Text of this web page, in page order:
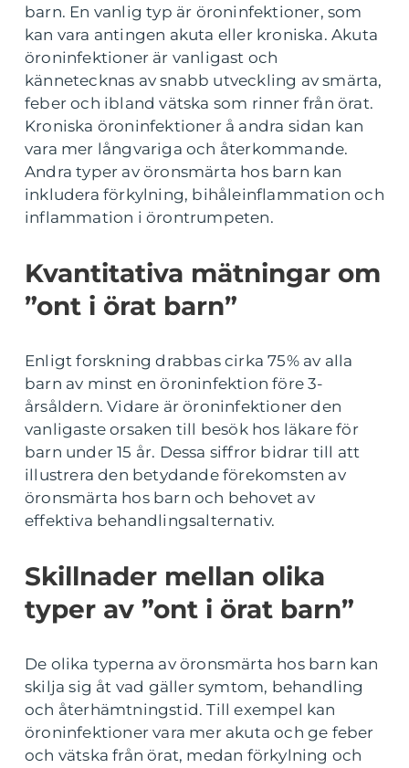
barn. En vanlig typ är öroninfektioner, som
kan vara antingen akuta eller kroniska. Akuta
öroninfektioner är vanligast och
kännetecknas av snabb utveckling av smärta,
feber och ibland vätska som rinner från örat.
Kroniska öroninfektioner å andra sidan kan
vara mer långvariga och återkommande.
Andra typer av öronsmärta hos barn kan
inkludera förkylning, bihåleinflammation och
inflammation i örontrumpeten.
Kvantitativa mätningar om
”ont i örat barn”
Enligt forskning drabbas cirka 75% av alla
barn av minst en öroninfektion före 3-
årsåldern. Vidare är öroninfektioner den
vanligaste orsaken till besök hos läkare för
barn under 15 år. Dessa siffror bidrar till att
illustrera den betydande förekomsten av
öronsmärta hos barn och behovet av
effektiva behandlingsalternativ.
Skillnader mellan olika
typer av ”ont i örat barn”
De olika typerna av öronsmärta hos barn kan
skilja sig åt vad gäller symtom, behandling
och återhämtningstid. Till exempel kan
öroninfektioner vara mer akuta och ge feber
och vätska från örat, medan förkylning och